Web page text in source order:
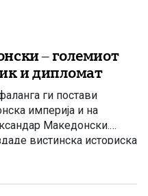
– големиот
и дипломат
ги постави
империја и на
Македонски.
вистинска историска
неопходно е
гледиште.